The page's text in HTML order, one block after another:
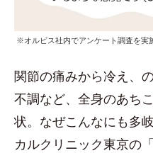
※オルビス社内でアンケート調査を実
関節の痛みから冷え、
不調など、全身のあち
状。なぜこんなにも多
カルクリニック東京の